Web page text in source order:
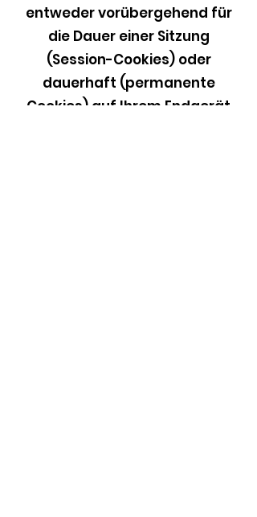
entweder vorübergehend für
die Dauer einer Sitzung
(Session-Cookies) oder
dauerhaft (permanente
Cookies) auf Ihrem Endgerät